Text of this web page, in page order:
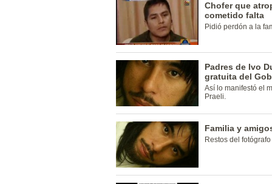
Chofer que
cometido falta
Pidió perdón a la
Padres de Ivo
gratuita del
Así lo manifestó el
Praeli.
Familia y
Restos del